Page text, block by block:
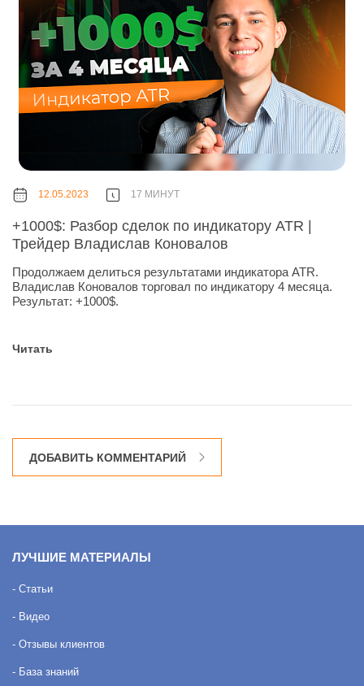
12.05.2023 17 МИНУТ
+1000$: Разбор сделок по индикатору ATR |
Трейдер Владислав Коновалов
Продолжаем делиться результатами индикатора ATR.
Владислав Коновалов торговал по индикатору 4 месяца.
Результат: +1000$.
Читать
ДОБАВИТЬ КОММЕНТАРИЙ
ЛУЧШИЕ МАТЕРИАЛЫ
- Статьи
- Видео
- Отзывы клиентов
- База знаний